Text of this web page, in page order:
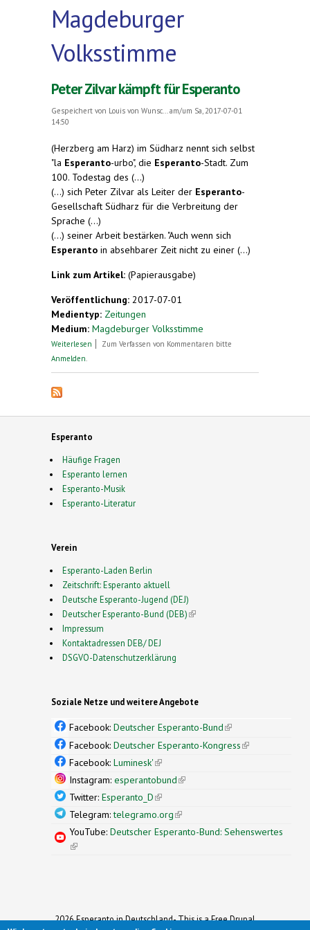
Magdeburger
Volksstimme
Peter Zilvar kämpft für Esperanto
Gespeichert von Louis von Wunsc...
am/um Sa, 2017-07-01
14:50
(Herzberg am Harz) im Südharz nennt sich selbst
"la Esperanto-urbo", die Esperanto-Stadt. Zum
100. Todestag des (...)
(...) sich Peter Zilvar als Leiter der Esperanto-
Gesellschaft Südharz für die Verbreitung der
Sprache (...)
(...) seiner Arbeit bestärken. "Auch wenn sich
Esperanto in absehbarer Zeit nicht zu einer (...)
Link zum Artikel: (Papierausgabe)
Veröffentlichung: 2017-07-01
Medientyp: Zeitungen
Medium: Magdeburger Volksstimme
Weiterlesen über Peter Zilvar kämpft für Esperanto
Zum Verfassen von Kommentaren bitte
Anmelden
Esperanto
Häufige Fragen
Esperanto lernen
Esperanto-Musik
Esperanto-Literatur
Verein
Esperanto-Laden Berlin
Zeitschrift: Esperanto aktuell
Deutsche Esperanto-Jugend (DEJ)
Deutscher Esperanto-Bund (DEB)(link is external)
Impressum
Kontaktadressen DEB/ DEJ
DSGVO-Datenschutzerklärung
Soziale Netze und weitere Angebote
Facebook: Deutscher Esperanto-Bund(link is
external)
Facebook: Deutscher Esperanto-Kongress(link is
Facebook: Luminesk'(link is external)
Instagram: esperantobund(link is external)
Twitter: Esperanto_D(link is external)
Telegram:telegramo.org(link is external)
YouTube: Deutscher Esperanto-Bund: Sehenswertes
(link is external)
2026 Esperanto in Deutschland- This is a Free Drupal